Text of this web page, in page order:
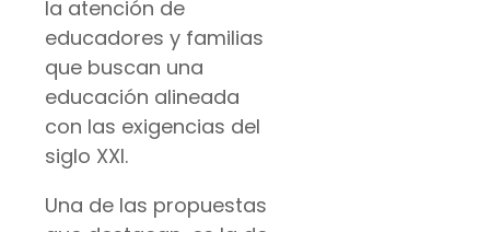
la atención de
educadores y familias
que buscan una
educación alineada
con las exigencias del
siglo XXI.
Una de las propuestas